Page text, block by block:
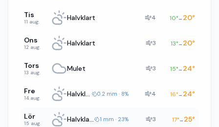
Tis
11 aug. Halvklart 4 10°→ 20°
Ons
12 aug. Halvklart 3 13°→ 20°
Tors
13 aug. Mulet 3 15°→ 24°
Fre
14 aug. Halvklart 0.2 mm · 8% 4 16°→ 24°
Lör
15 aug. Halvklart 1 mm · 23% 3 17°→ 25°